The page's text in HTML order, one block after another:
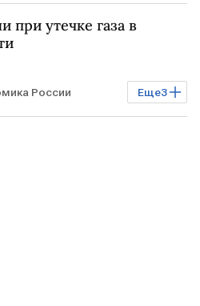
РОССИЯ
при утечке газа в
Еще3
России